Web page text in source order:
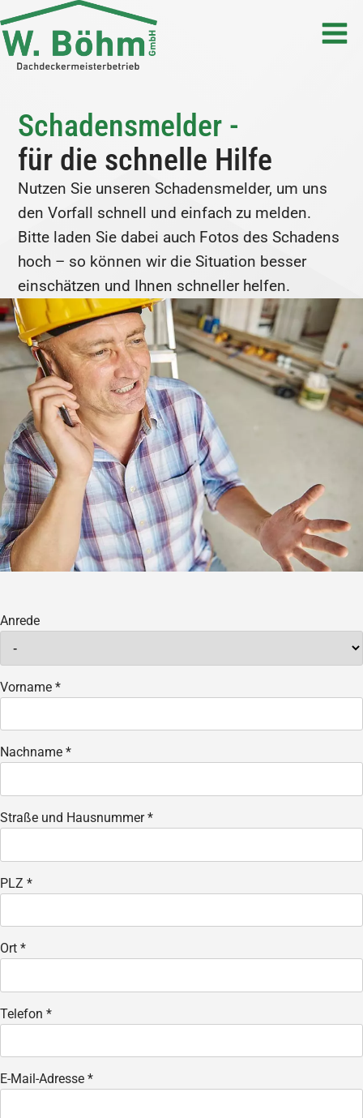
Schadensmelder -
für die schnelle Hilfe
Nutzen Sie unseren Schadensmelder, um uns
den Vorfall schnell und einfach zu melden.
Bitte laden Sie dabei auch Fotos des Schadens
hoch – so können wir die Situation besser
einschätzen und Ihnen schneller helfen.
Anrede
Vorname *
Nachname *
Straße und Hausnummer *
PLZ *
Ort *
Telefon *
E-Mail-Adresse *